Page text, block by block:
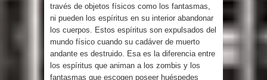
través de objetos físicos como los fantasmas,
ni pueden los espíritus en su interior abandonar
los cuerpos. Estos espíritus son expulsados del
mundo físico cuando su cadáver de muerto
andante es destruido. Esa es la diferencia entre
los espíritus que animan a los zombis y los
fantasmas que escogen poseer huéspedes